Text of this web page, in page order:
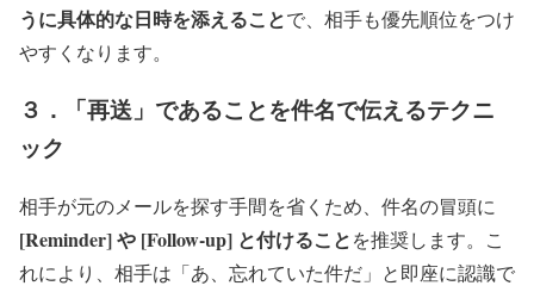
うに具体的な日時を添えることで、相手も優先順位をつけ
やすくなります。
３．「再送」であることを件名で伝えるテクニ
ック
相手が元のメールを探す手間を省くため、件名の冒頭に
[Reminder] や [Follow-up] と付けることを推奨します。こ
れにより、相手は「あ、忘れていた件だ」と即座に認識で